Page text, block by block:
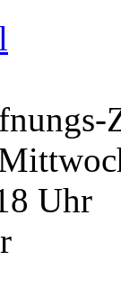
Uhr